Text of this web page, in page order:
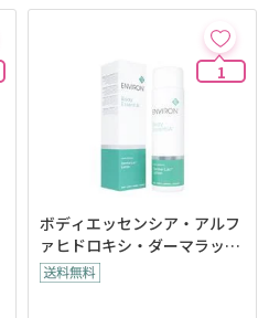
1
ボディエッセンシア・アルフ
ァヒドロキシ・ダーマラック
ローション(Environ)